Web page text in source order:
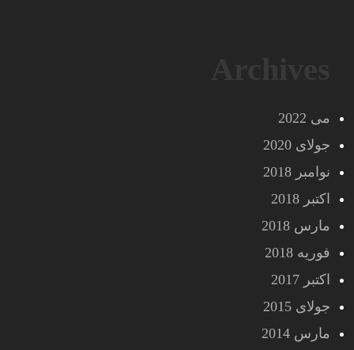
می 2022
جولای 2020
نوامبر 2018
اکتبر 2018
مارس 2018
فوریه 2018
اکتبر 2017
جولای 2015
مارس 2014